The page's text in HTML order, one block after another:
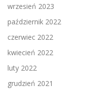
wrzesień 2023
październik 2022
czerwiec 2022
kwiecień 2022
luty 2022
grudzień 2021